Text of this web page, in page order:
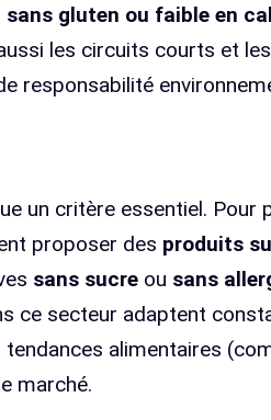
sans gluten ou faible en
les circuits courts et les
responsabilité
un critère essentiel. Pour
proposer des produits
sans sucre ou sans
ce secteur adaptent
alimentaires
marché.